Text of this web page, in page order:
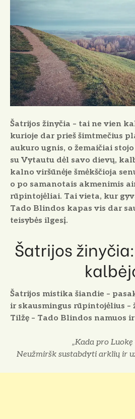
Šatrijos žinyčia – tai ne vien
kurioje dar prieš šimtmečius
aukuro ugnis, o žemaičiai
su Vytautu dėl savo dievų,
kalno viršūnėje šmėkščioja
o po samanotais akmenimis
rūpintojėliai. Tai vieta, kur
Tado Blindos kapas vis dar
teisybės ilgesį.
Šatrijos
Šatrijos mistika šiandie –
ir skausmingus rūpintojėlius
Tilžę – Tado Blindos namuos
„Kada pro
Neužmiršk sustabdyti arklių ir